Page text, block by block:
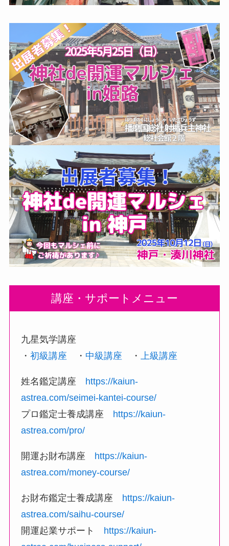
講座・サポートメニュー
九星気学講座
・初級講座 ・ 中級講座 ・ 上級講座
姓名鑑定講座 https://kaiun-
astrea.com/seimei-kantei-course/
プロ鑑定士養成講座 https://kaiun-
astrea.com/pro/
開運お財布講座 https://kaiun-
astrea.com/money-course/
お財布鑑定士養成講座 https://kaiun-
astrea.com/saihu-course/
開運起業サポート https://kaiun-